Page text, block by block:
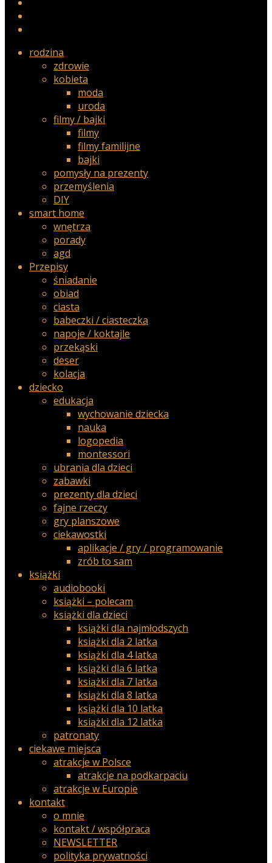
rodzina
zdrowie
kobieta
moda
uroda
filmy / bajki
filmy
filmy familijne
bajki
pomysły na prezenty
przemyślenia
DIY
smart home
wnętrza
porady
agd
Przepisy
śniadanie
obiad
ciasta
babeczki / ciasteczka
napoje / koktajle
przekąski
deser
kolacja
dziecko
edukacja
wychowanie dziecka
nauka
logopedia
montessori
ubrania dla dzieci
zabawki
prezenty dla dzieci
fajne rzeczy
gry planszowe
ciekawostki
aplikacje / gry / programowanie
zrób to sam
książki
audiobooki
książki – polecam
książki dla dzieci
książki dla najmłodszych
książki dla 2 latka
książki dla 4 latka
książki dla 6 latka
książki dla 7 latka
książki dla 8 latka
książki dla 10 latka
książki dla 12 latka
patronaty
ciekawe miejsca
atrakcje w Polsce
atrakcje na podkarpaciu
atrakcje w Europie
kontakt
o mnie
kontakt / współpraca
NEWSLETTER
polityka prywatności